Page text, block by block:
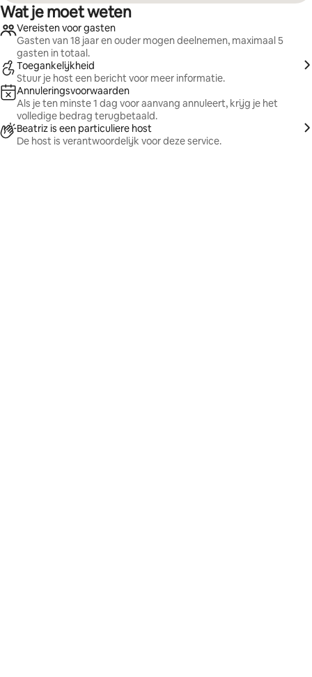
Wat je moet weten
Vereisten voor gasten
Gasten van 18 jaar en ouder mogen deelnemen, maximaal 5
gasten in totaal.
Toegankelijkheid
Stuur je host een bericht voor meer informatie.
Annuleringsvoorwaarden
Als je ten minste 1 dag voor aanvang annuleert, krijg je het
volledige bedrag terugbetaald.
Beatriz is een particuliere host
De host is verantwoordelijk voor deze service.